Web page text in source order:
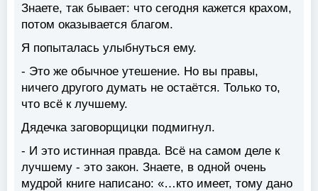
Знаете, так бывает: что сегодня кажется крахом,
потом оказывается благом.
Я попыталась улыбнуться ему.
- Это же обычное утешение. Но вы правы,
ничего другого думать не остаётся. Только то,
что всё к лучшему.
Дядечка заговорщицки подмигнул.
- И это истинная правда. Всё на самом деле к
лучшему - это закон. Знаете, в одной очень
мудрой книге написано: «…кто имеет, тому дано